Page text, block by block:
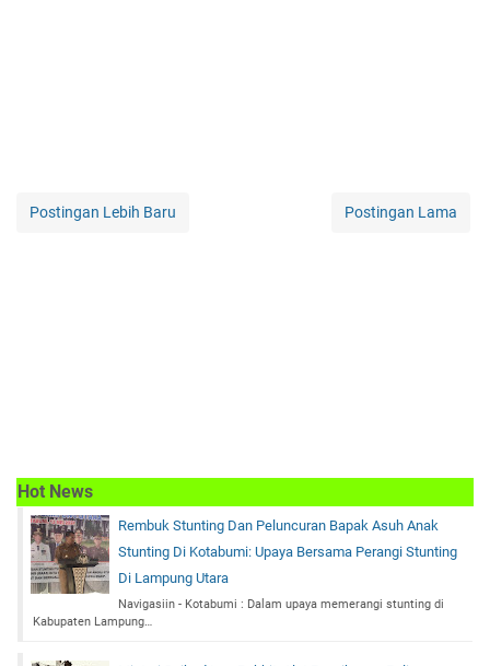
Postingan Lebih Baru Postingan Lama
Hot News
Rembuk Stunting Dan Peluncuran Bapak Asuh Anak
Stunting Di Kotabumi: Upaya Bersama Perangi Stunting
Di Lampung Utara
Navigasiin - Kotabumi : Dalam upaya memerangi stunting di
Kabupaten Lampung…